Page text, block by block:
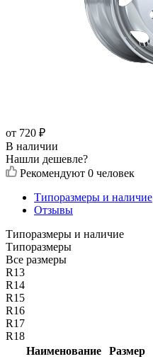
от 720 ₽
В наличии
Нашли дешевле?
Рекомендуют 0 человек
Типоразмеры и наличие
Отзывы
Типоразмеры и наличие
Типоразмеры
Все размеры
R13
R14
R15
R16
R17
R18
Наименование
Размер